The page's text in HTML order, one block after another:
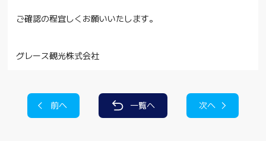
ご確認の程宜しくお願いいたします。
グレース観光株式会社
前へ 一覧へ 次へ